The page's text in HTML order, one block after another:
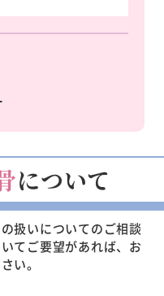
について
扱いについてのご相談
てご要望があれば、お
い。